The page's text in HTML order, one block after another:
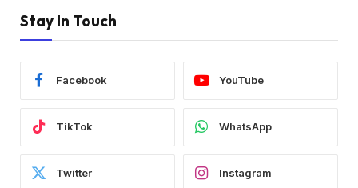
Stay In Touch
Facebook YouTube
TikTok WhatsApp
Twitter Instagram